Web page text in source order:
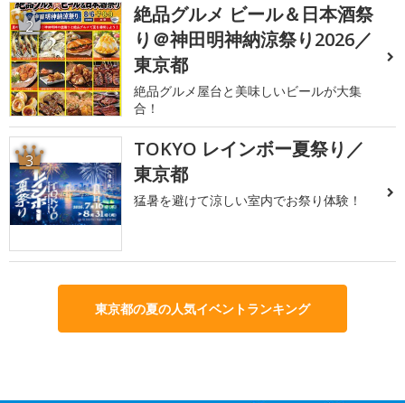
2
絶品グルメ ビール＆日本酒祭
り＠神田明神納涼祭り2026／
東京都
絶品グルメ屋台と美味しいビールが大集
合！
3
TOKYO レインボー夏祭り／
東京都
猛暑を避けて涼しい室内でお祭り体験！
東京都の夏の人気イベントランキング